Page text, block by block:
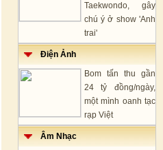
Taekwondo, gây
chú ý ở show 'Anh
trai'
Điện Ảnh
Bom tấn thu gần
24 tỷ đồng/ngày,
một mình oanh tạc
rạp Việt
Âm Nhạc